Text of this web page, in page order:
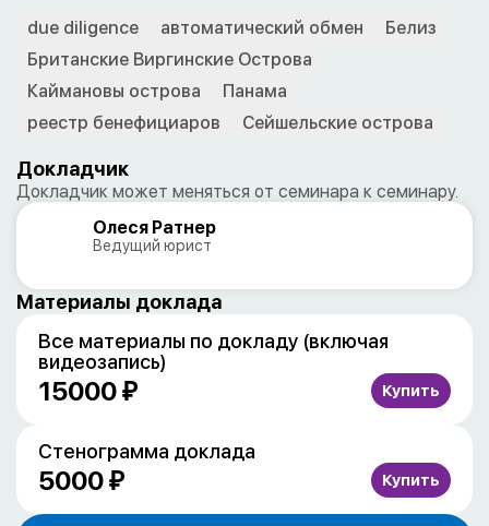
due diligence автоматический обмен
Белиз
Британские Виргинские Острова
Каймановы острова
Панама
реестр бенефициаров
Сейшельские острова
Докладчик
Докладчик может меняться от семинара к семинару.
Олеся Ратнер
Ведущий юрист
Материалы доклада
Все материалы по докладу (включая
видеозапись)
15000 ₽
Стенограмма доклада
5000 ₽